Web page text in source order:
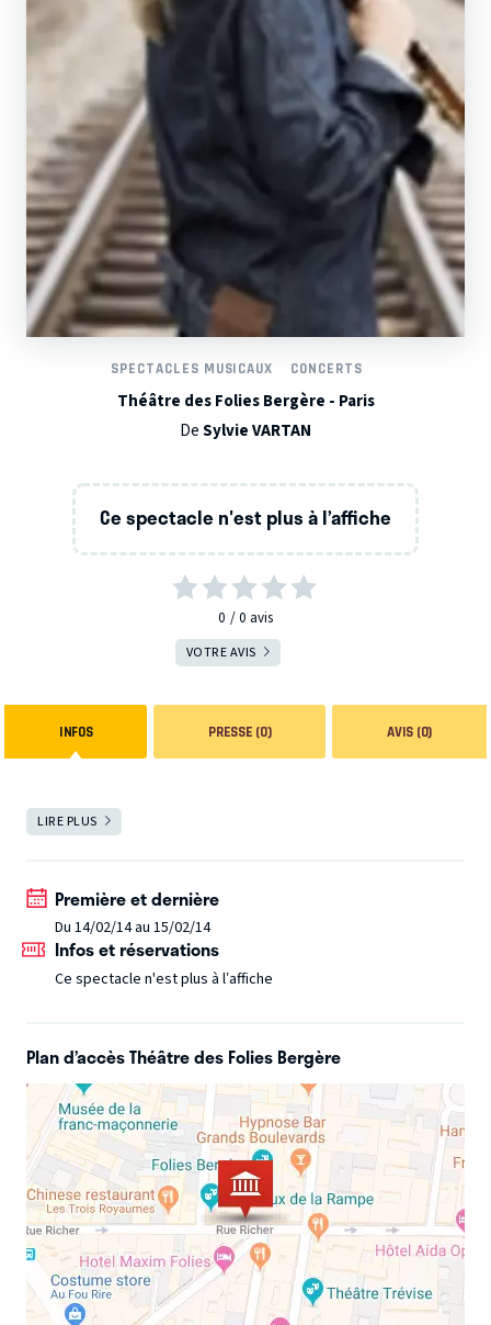
SPECTACLES MUSICAUX CONCERTS
Théâtre des Folies Bergère - Paris
DeSylvie VARTAN
Ce spectacle n'est plus à l’affiche
0 0 avis
VOTRE AVIS
INFOS PRESSE (0) AVIS (0)
LIRE PLUS
Première et dernière
Du 14/02/14 au 15/02/14
Infos et réservations
Ce spectacle n'est plus à l’affiche
Plan d’accès Théâtre des Folies Bergère